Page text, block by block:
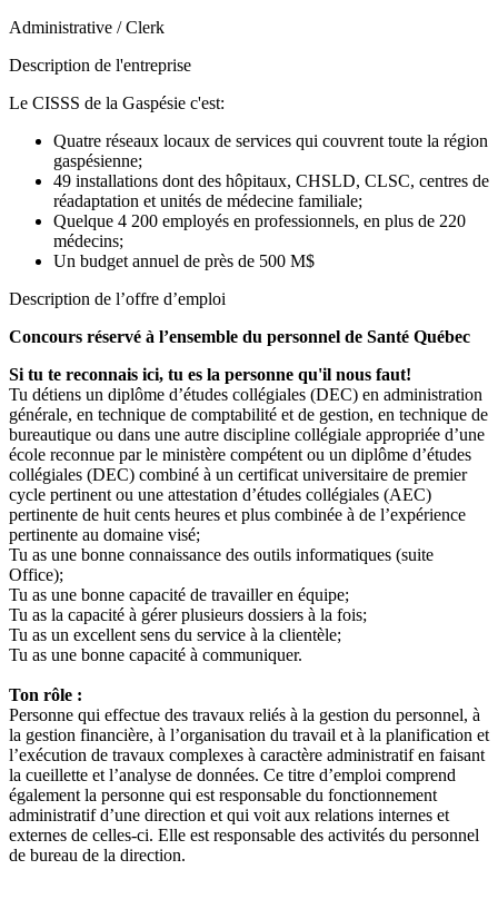
Administrative / Clerk
Description de l'entreprise
Le CISSS de la Gaspésie c'est:
Quatre réseaux locaux de services qui couvrent toute la région
gaspésienne;
49 installations dont des hôpitaux, CHSLD, CLSC, centres de
réadaptation et unités de médecine familiale;
Quelque 4 200 employés en professionnels, en plus de 220
médecins;
Un budget annuel de près de 500 M$
Description de l’offre d’emploi
Concours réservé à l’ensemble du personnel de Santé Québec
Si tu te reconnais ici, tu es la personne qu'il nous faut!
Tu détiens un diplôme d’études collégiales (DEC) en administration
générale, en technique de comptabilité et de gestion, en technique de
bureautique ou dans une autre discipline collégiale appropriée d’une
école reconnue par le ministère compétent ou un diplôme d’études
collégiales (DEC) combiné à un certificat universitaire de premier
cycle pertinent ou une attestation d’études collégiales (AEC)
pertinente de huit cents heures et plus combinée à de l’expérience
pertinente au domaine visé;
Tu as une bonne connaissance des outils informatiques (suite
Office);
Tu as une bonne capacité de travailler en équipe;
Tu as la capacité à gérer plusieurs dossiers à la fois;
Tu as un excellent sens du service à la clientèle;
Tu as une bonne capacité à communiquer.
Ton rôle :
Personne qui effectue des travaux reliés à la gestion du personnel, à
la gestion financière, à l’organisation du travail et à la planification et
l’exécution de travaux complexes à caractère administratif en faisant
la cueillette et l’analyse de données. Ce titre d’emploi comprend
également la personne qui est responsable du fonctionnement
administratif d’une direction et qui voit aux relations internes et
externes de celles-ci. Elle est responsable des activités du personnel
de bureau de la direction.